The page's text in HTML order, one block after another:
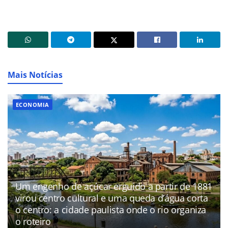
Mais Notícias
ECONOMIA
Um engenho de açúcar erguido a partir de 1881
virou centro cultural e uma queda d’água corta
o centro: a cidade paulista onde o rio organiza
o roteiro